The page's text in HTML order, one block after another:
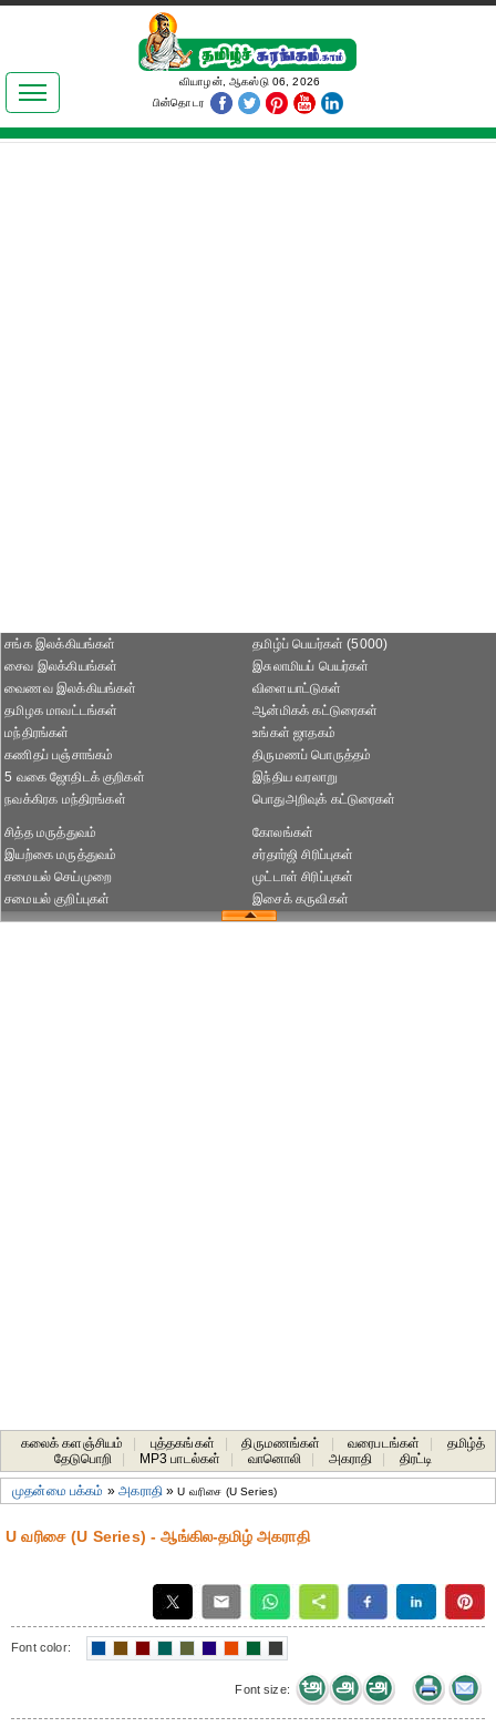
இலக்கியங்கள்
தமிழ் உலகம்
வியாழன், ஆகஸ்டு 06, 2026
பின்தொடர
சங்க இலக்கியங்கள்
சைவ இலக்கியங்கள்
வைணவ இலக்கியங்கள்
தமிழக மாவட்டங்கள்
தமிழ்ப் பெயர்கள் (5000)
இசுலாமியப் பெயர்கள்
விளையாட்டுகள்
ஆன்மிகக் கட்டுரைகள்
மந்திரங்கள்
கணிதப் பஞ்சாங்கம்
5 வகை ஜோதிடக் குறிகள்
நவக்கிரக மந்திரங்கள்
உங்கள் ஜாதகம்
திருமணப் பொருத்தம்
இந்திய வரலாறு
பொதுஅறிவுக் கட்டுரைகள்
சித்த மருத்துவம்
இயற்கை மருத்துவம்
சமையல் செய்முறை
சமையல் குறிப்புகள்
கோலங்கள்
சர்தார்ஜி சிரிப்புகள்
முட்டாள் சிரிப்புகள்
இசைக் கருவிகள்
கலைக் களஞ்சியம் புத்தகங்கள் திருமணங்கள் வரைபடங்கள்
தமிழ்த்
தேடுபொறி
MP3 பாடல்கள் வானொலி அகராதி திரட்டி
முதன்மை பக்கம் »அகராதி»U வரிசை (U Series)
U வரிசை (U Series) - ஆங்கில-தமிழ் அகராதி
Font color:
Font size: